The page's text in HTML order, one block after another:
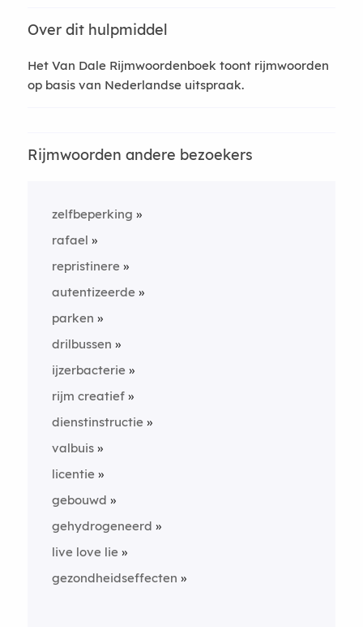
Over dit hulpmiddel
Het Van Dale Rijmwoordenboek toont rijmwoorden
op basis van Nederlandse uitspraak.
Rijmwoorden andere bezoekers
zelfbeperking
rafael
repristinere
autentizeerde
parken
drilbussen
ijzerbacterie
rijm creatief
dienstinstructie
valbuis
licentie
gebouwd
gehydrogeneerd
live love lie
gezondheidseffecten